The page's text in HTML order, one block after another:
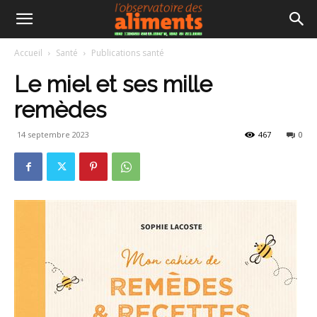
Accueil Santé Publications santé
Le miel et ses mille
remèdes
14 septembre 2023 0
467